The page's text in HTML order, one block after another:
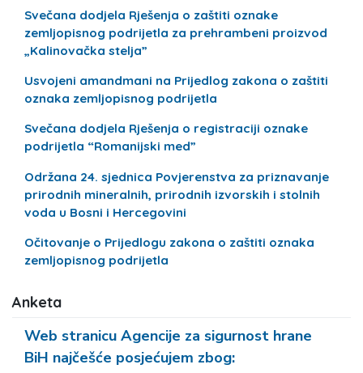
Svečana dodjela Rješenja o zaštiti oznake
zemljopisnog podrijetla za prehrambeni proizvod
„Kalinovačka stelja”
Usvojeni amandmani na Prijedlog zakona o zaštiti
oznaka zemljopisnog podrijetla
Svečana dodjela Rješenja o registraciji oznake
podrijetla “Romanijski med”
Održana 24. sjednica Povjerenstva za priznavanje
prirodnih mineralnih, prirodnih izvorskih i stolnih
voda u Bosni i Hercegovini
Očitovanje o Prijedlogu zakona o zaštiti oznaka
zemljopisnog podrijetla
Anketa
Web stranicu Agencije za sigurnost hrane
BiH najčešće posjećujem zbog: